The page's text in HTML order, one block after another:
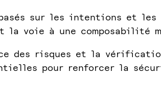
sur les intentions et les
la voie à une composabilité
des risques et la
pour renforcer la